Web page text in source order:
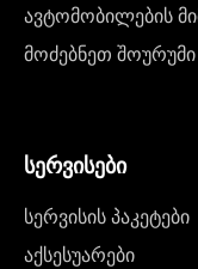
ავტომობილების
მოძებნეთ შოურუმი
სერვისები
სერვისის პაკეტები
აქსესუარები